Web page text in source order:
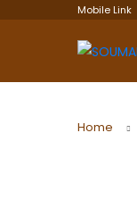
Mobile Link
Home